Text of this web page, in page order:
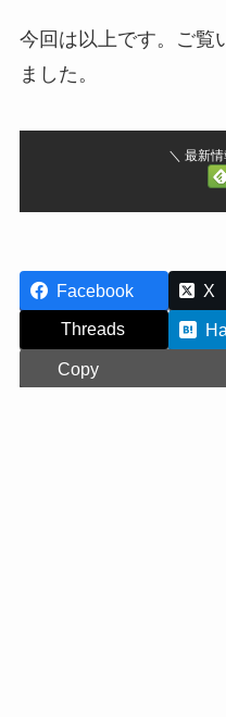
今回は以上です。ご覧
ました。
＼ 最新
Facebook X
Threads
Copy